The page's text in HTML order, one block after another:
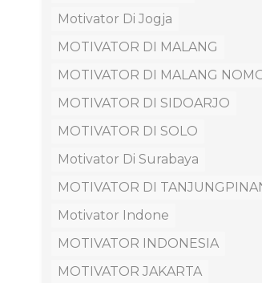
Motivator Di Jogja
MOTIVATOR DI MALANG
MOTIVATOR DI MALANG
MOTIVATOR DI SIDOARJO
MOTIVATOR DI SOLO
Motivator Di Surabaya
MOTIVATOR DI
Motivator Indone
MOTIVATOR INDONESIA
MOTIVATOR JAKARTA